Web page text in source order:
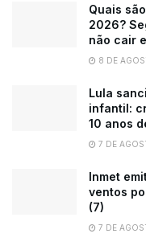
Quais
2026?
não cair
8 DE
Lula
infantil:
10 anos
7 DE
Inmet
ventos
(7)
7 DE